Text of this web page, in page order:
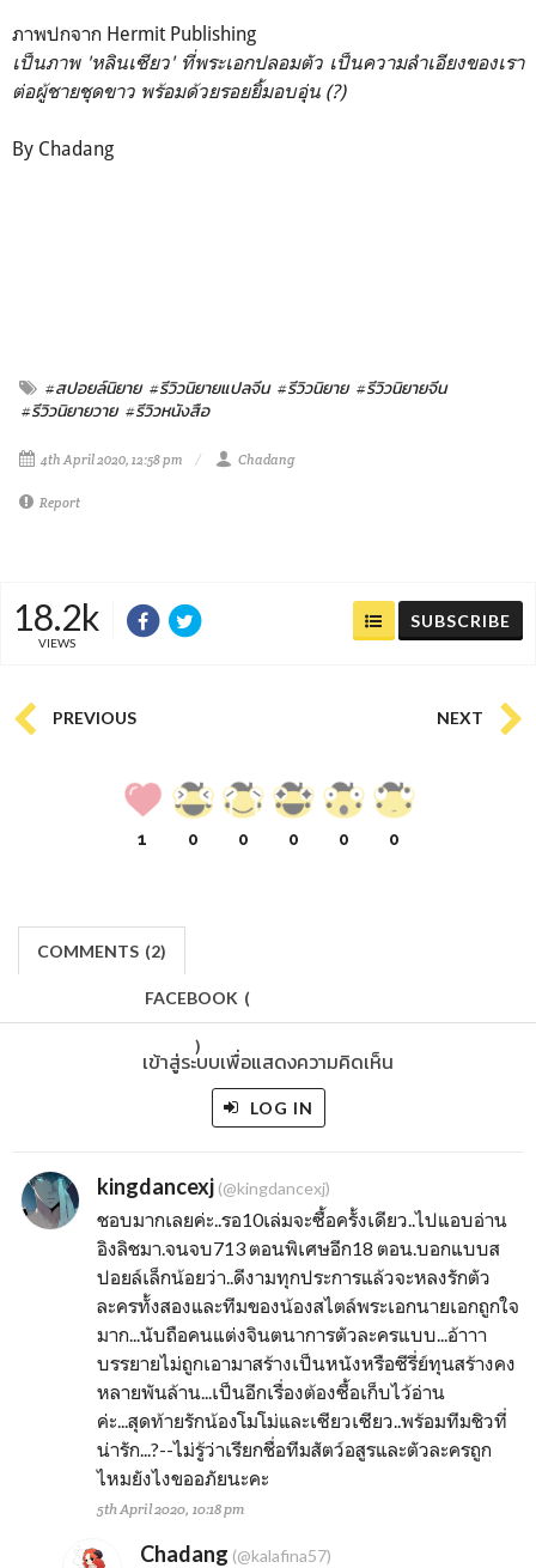
ภาพปกจาก Hermit Publishing
เป็นภาพ 'หลินเซียว' ที่พระเอกปลอมตัว เป็นความลำเอียงของเรา
ต่อผู้ชายชุดขาว พร้อมด้วยรอยยิ้มอบอุ่น (?)
By Chadang
#สปอยล์นิยาย #รีวิวนิยายแปลจีน #รีวิวนิยาย #รีวิวนิยายจีน
#รีวิวนิยายวาย #รีวิวหนังสือ
4th April 2020, 12:58 pm Chadang
Report
18.2k
VIEWS
SUBSCRIBE
PREVIOUS NEXT
1 0 0 0 0 0
COMMENTS (2)
FACEBOOK (
)
เข้าสู่ระบบเพื่อแสดงความคิดเห็น
LOG IN
kingdancexj (@kingdancexj)
ชอบมากเลยค่ะ..รอ10เล่มจะซื้อครั้งเดียว..ไปแอบอ่าน
อิงลิชมา.จนจบ713 ตอนพิเศษอีก18 ตอน.บอกแบบส
ปอยล์เล็กน้อยว่า..ดีงามทุกประการแล้วจะหลงรักตัว
ละครทั้งสองและทีมของน้องสไตล์พระเอกนายเอกถูกใจ
มาก...นับถือคนแต่งจินตนาการตัวละครแบบ...อ้าาา
บรรยายไม่ถูกเอามาสร้างเป็นหนังหรือซีรี่ย์ทุนสร้างคง
หลายพันล้าน...เป็นอีกเรื่องต้องซื้อเก็บไว้อ่าน
ค่ะ...สุดท้ายรักน้องโมโม่และเซียวเซียว..พร้อมทีมชิวที่
น่ารัก...?--ไม่รู้ว่าเรียกชื่อทีมสัตว์อสูรและตัวละครถูก
ไหมยังไงขออภัยนะคะ
5th April 2020, 10:18 pm
Chadang (@kalafina57)